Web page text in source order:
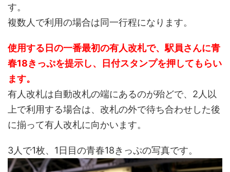
す。
複数人で利用の場合は同一行程になります。
使用する日の一番最初の有人改札で、駅員さんに青
春18きっぷを提示し、日付スタンプを押してもらい
ます。
有人改札は自動改札の端にあるのが殆どで、2人以
上で利用する場合は、改札の外で待ち合わせした後
に揃って有人改札に向かいます。
3人で1枚、1日目の青春18きっぷの写真です。